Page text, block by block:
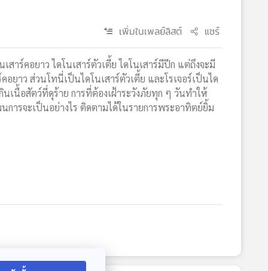
เพิ่มในเพลย์ลิสต์ แชร์
าร์คอยาว ไดโนเสาร์ตัวเตี้ย ไดโนเสาร์มีปีก แต่ถึงจะมี
ยาว ส่วนโทนี่เป็นไดโนเสาร์ตัวเตี้ย และโรเจอร์เป็นได
เนื้อสัตว์ที่ดุร้าย การที่ต้องเฝ้าระวังภัยทุก ๆ วันทำให้
ารจะเป็นอย่างไร ติดตามได้ในรายการพระอาทิตย์ยิ้ม